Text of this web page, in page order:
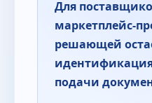
Для
маркетплейс-
решающей
подачи